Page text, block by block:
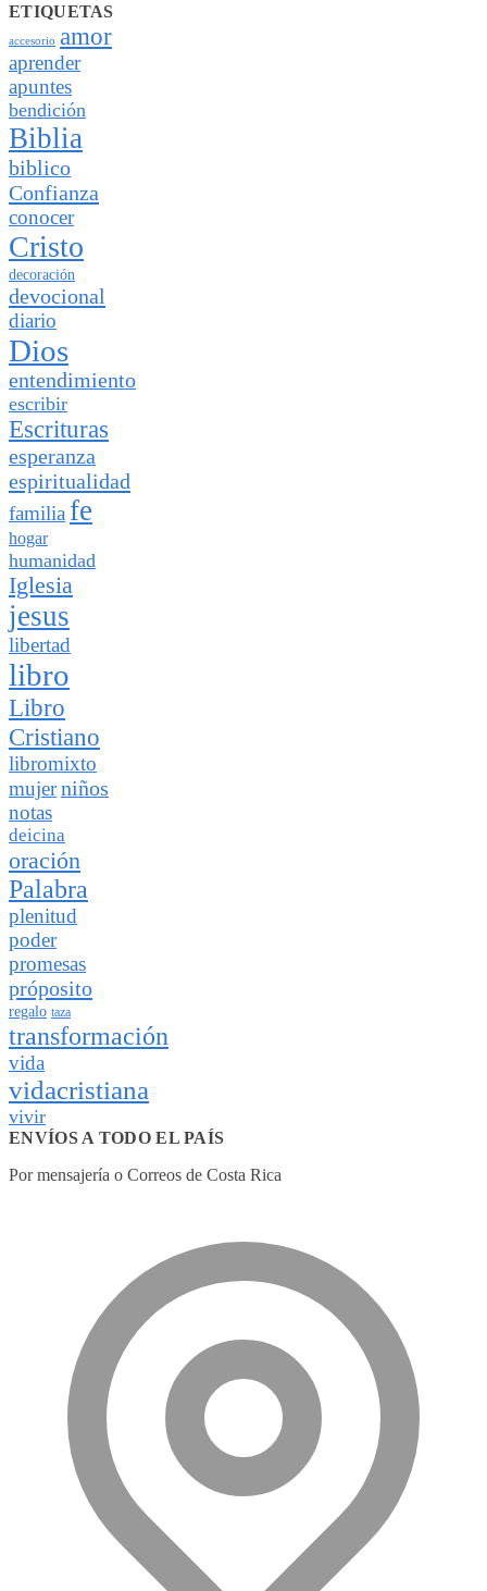
ETIQUETAS
accesorio amor
aprender
apuntes
bendición
Biblia
biblico
Confianza
conocer
Cristo
decoración
devocional
diario
Dios
entendimiento
escribir
Escrituras
esperanza
espiritualidad
familia fe
hogar
humanidad
Iglesia
jesus
libertad
libro
Libro
Cristiano
libromixto
mujerniños
notas
deicina
oración
Palabra
plenitud
poder
promesas
próposito
regalo taza
transformación
vida
vidacristiana
vivir
ENVÍOS A TODO EL PAÍS
Por mensajería o Correos de Costa Rica